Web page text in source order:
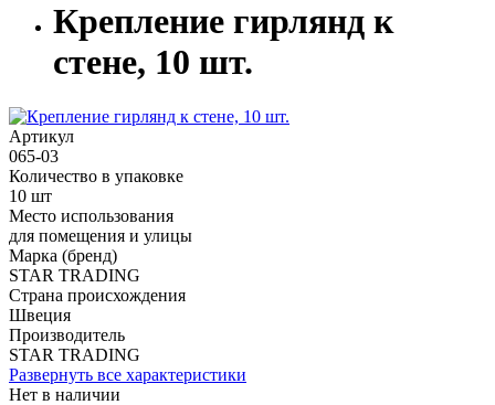
Крепление гирлянд к
стене, 10 шт.
Артикул
065-03
Количество в упаковке
10 шт
Место использования
для помещения и улицы
Марка (бренд)
STAR TRADING
Страна происхождения
Швеция
Производитель
STAR TRADING
Развернуть все характеристики
Нет в наличии